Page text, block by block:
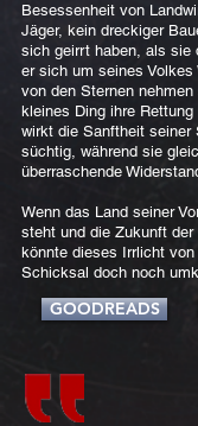
Besessenheit von
Jäger, kein dreckiger
sich geirrt haben, als sie
er sich um seines
von den Sternen
kleines Ding ihre
wirkt die Sanftheit seiner
süchtig, während sie
überraschende
Wenn das Land seiner
steht und die Zukunft
könnte dieses Irrlicht von
Schicksal doch noch
GOODREADS